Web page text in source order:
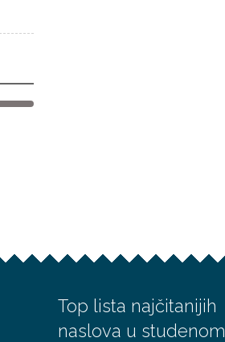
Top lista najčitanijih
naslova u studenom